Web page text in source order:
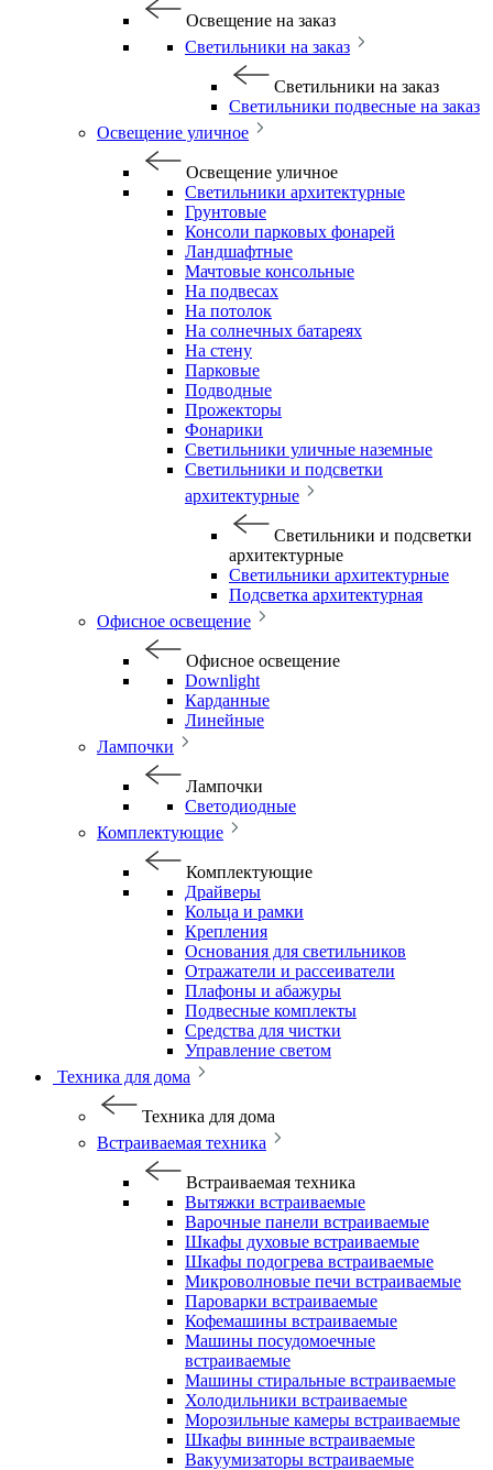
Освещение на заказ
Светильники на заказ
Светильники на заказ
Светильники подвесные на заказ
Освещение уличное
Освещение уличное
Светильники архитектурные
Грунтовые
Консоли парковых фонарей
Ландшафтные
Мачтовые консольные
На подвесах
На потолок
На солнечных батареях
На стену
Парковые
Подводные
Прожекторы
Фонарики
Светильники уличные наземные
Светильники и подсветки
архитектурные
Светильники и подсветки
архитектурные
Светильники архитектурные
Подсветка архитектурная
Офисное освещение
Офисное освещение
Downlight
Карданные
Линейные
Лампочки
Лампочки
Светодиодные
Комплектующие
Комплектующие
Драйверы
Кольца и рамки
Крепления
Основания для светильников
Отражатели и рассеиватели
Плафоны и абажуры
Подвесные комплекты
Средства для чистки
Управление светом
Техника для дома
Техника для дома
Встраиваемая техника
Встраиваемая техника
Вытяжки встраиваемые
Варочные панели встраиваемые
Шкафы духовые встраиваемые
Шкафы подогрева встраиваемые
Микроволновые печи встраиваемые
Пароварки встраиваемые
Кофемашины встраиваемые
Машины посудомоечные
встраиваемые
Машины стиральные встраиваемые
Холодильники встраиваемые
Морозильные камеры встраиваемые
Шкафы винные встраиваемые
Вакуумизаторы встраиваемые